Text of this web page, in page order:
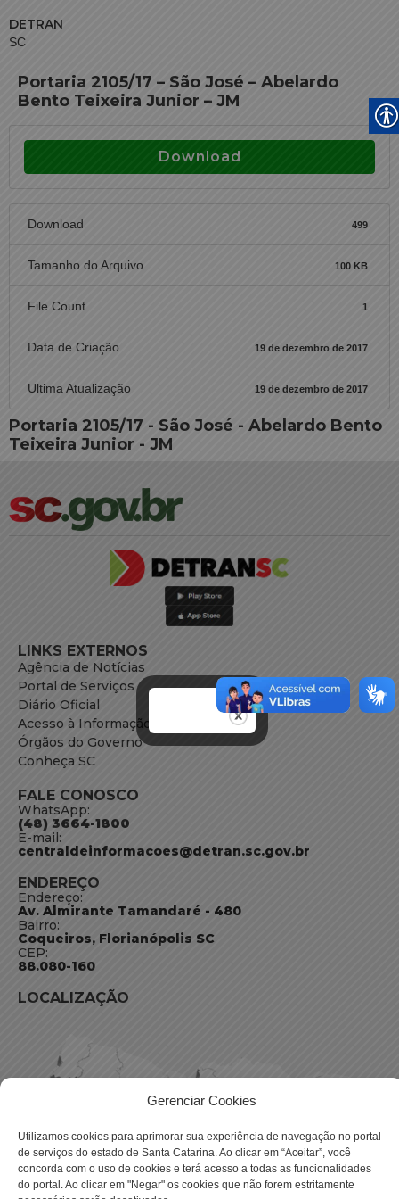
Gerenciar Cookies
Utilizamos cookies para aprimorar sua experiência de navegação no portal
de serviços do estado de Santa Catarina. Ao clicar em “Aceitar”, você
concorda com o uso de cookies e terá acesso a todas as funcionalidades
do portal. Ao clicar em "Negar" os cookies que não forem estritamente
DETRAN
SC
Portaria 2105/17 – São José – Abelardo
Bento Teixeira Junior – JM
Download
Download 499
Tamanho do Arquivo 100 KB
File Count 1
Data de Criação 19 de dezembro de 2017
Ultima Atualização 19 de dezembro de 2017
Portaria 2105/17 - São José - Abelardo Bento
Teixeira Junior - JM
LINKS EXTERNOS
Agência de Notícias
Portal de Serviços
Diário Oficial
Acesso à Informação
Órgãos do Governo
Conheça SC
FALE CONOSCO
WhatsApp:
(48) 3664-1800
E-mail:
centraldeinformacoes@detran.sc.gov.br
ENDEREÇO
Endereço:
Av. Almirante Tamandaré - 480
Bairro:
Coqueiros, Florianópolis SC
CEP:
88.080-160
LOCALIZAÇÃO